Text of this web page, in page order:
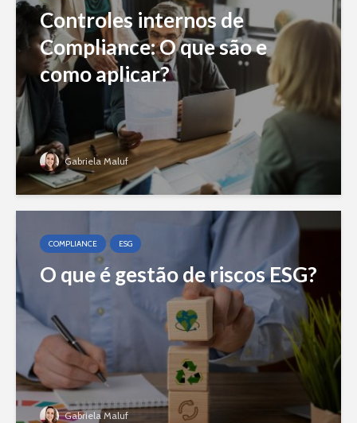
Controles internos de
Compliance: O que são e
como aplicar?
Gabriela Maluf
COMPLIANCE ESG
O que é gestão de riscos ESG?
Gabriela Maluf